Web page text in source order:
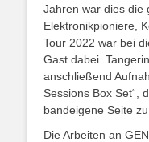
Jahren war dies die
Elektronikpioniere,
Tour 2022 war bei
Gast dabei.
anschließend
Sessions Box Set“,
bandeigene Seite
Die Arbeiten an